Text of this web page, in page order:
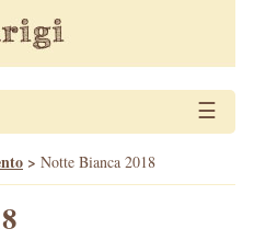
☰
> Notte Bianca 2018